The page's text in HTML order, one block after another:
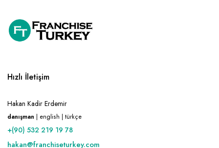
Hızlı İletişim
Hakan Kadir Erdemir
danışman | english | türkçe
+(90) 532 219 19 78
hakan@franchiseturkey.com